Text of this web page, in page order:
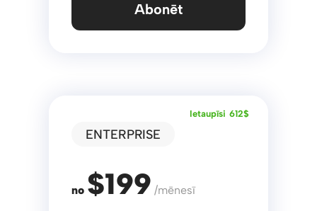
Abonēt
Ietaupīsi 612$
ENTERPRISE
no $199 /mēnesī